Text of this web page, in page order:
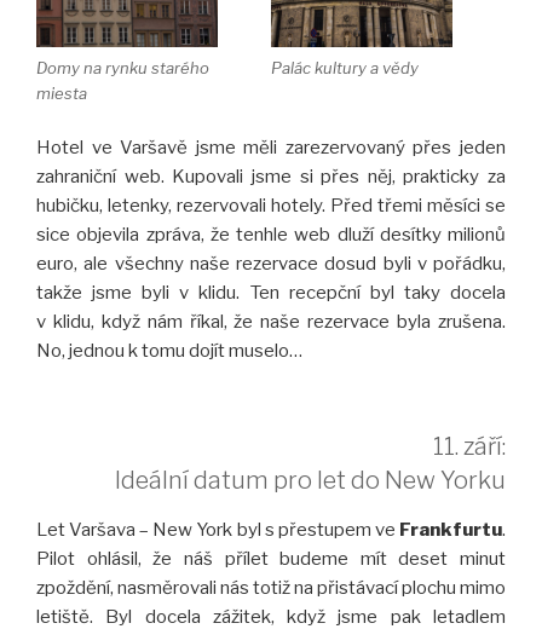
Domy na rynku starého
miesta
Palác kultury a vědy
Hotel ve Varšavě jsme měli zarezervovaný přes jeden
zahraniční web. Kupovali jsme si přes něj, prakticky za
hubičku, letenky, rezervovali hotely. Před třemi měsíci se
sice objevila zpráva, že tenhle web dluží desítky milionů
euro, ale všechny naše rezervace dosud byli v pořádku,
takže jsme byli v klidu. Ten recepční byl taky docela
v klidu, když nám říkal, že naše rezervace byla zrušena.
No, jednou k tomu dojít muselo…
11. září:
Ideální datum pro let do New Yorku
Let Varšava – New York byl s přestupem ve Frankfurtu.
Pilot ohlásil, že náš přílet budeme mít deset minut
zpoždění, nasměrovali nás totiž na přistávací plochu mimo
letiště. Byl docela zážitek, když jsme pak letadlem